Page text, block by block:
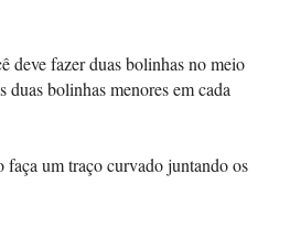
deve fazer duas bolinhas no meio
duas bolinhas menores em cada
um traço curvado juntando os